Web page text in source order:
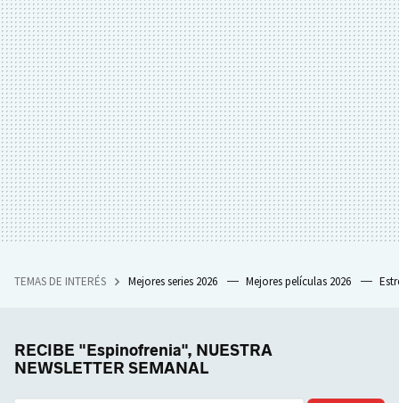
TEMAS DE INTERÉS Mejores series 2026 Mejores películas 2026
RECIBE "Espinofrenia", NUESTRA
NEWSLETTER SEMANAL